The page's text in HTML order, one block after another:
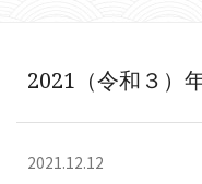
2021（令和３）
2021.12.12